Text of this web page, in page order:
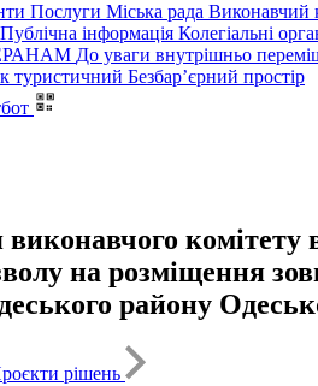
Послуги Міська рада Виконавчий
Публічна інформація Колегіальні
До уваги внутрішньо
туристичний Безбар’єрний простір
на розміщення
району
рішень